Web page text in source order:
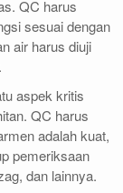
QC harus
sesuai dengan
air harus diuji
aspek kritis
QC harus
adalah kuat,
pemeriksaan
dan lainnya.